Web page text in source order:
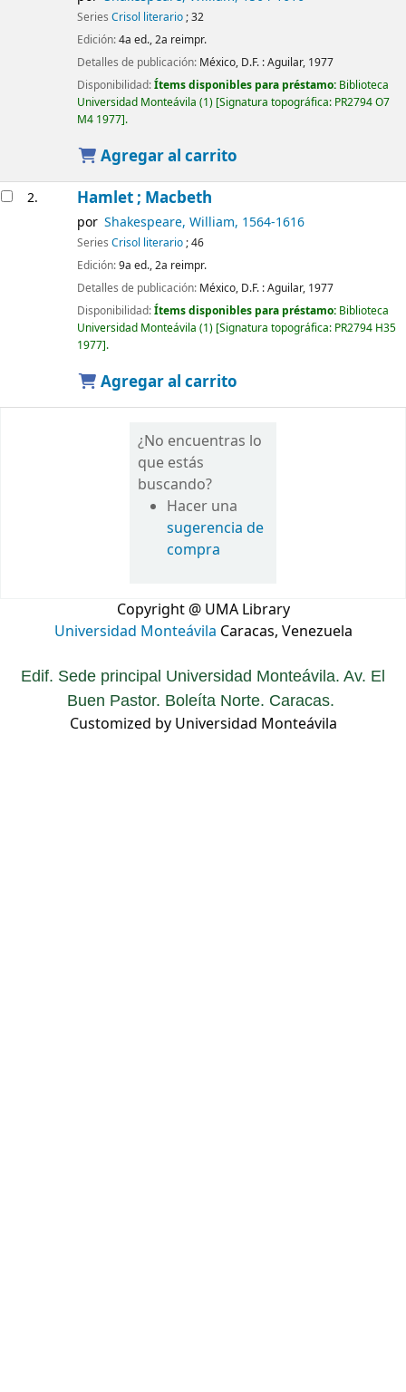
Series Crisol literario; 32
Edición:4a ed., 2a reimpr.
Detalles de publicación: México, D.F. :Aguilar, 1977
Disponibilidad:Ítems disponibles para préstamo: Biblioteca
Universidad Monteávila (1) Signatura topográfica: PR2794 O7
M4 1977 .
Agregar al carrito
2. Hamlet ; Macbeth
por Shakespeare, William, 1564-1616
Series Crisol literario; 46
Edición:9a ed., 2a reimpr.
Detalles de publicación: México, D.F. :Aguilar, 1977
Disponibilidad:Ítems disponibles para préstamo: Biblioteca
Universidad Monteávila (1) Signatura topográfica: PR2794 H35
1977 .
Agregar al carrito
¿No encuentras lo
que estás
buscando?
Hacer una
sugerencia de
compra
Copyright @ UMA Library
Universidad Monteávila Caracas, Venezuela
Edif. Sede principal Universidad Monteávila. Av. El
Buen Pastor. Boleíta Norte. Caracas.
Customized by Universidad Monteávila